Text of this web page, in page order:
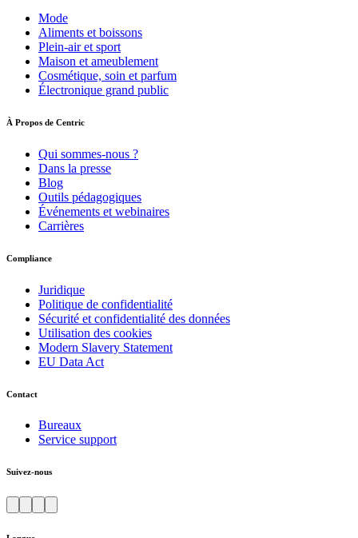
Mode
Aliments et boissons
Plein-air et sport
Maison et ameublement
Cosmétique, soin et parfum
Électronique grand public
À Propos de Centric
Qui sommes-nous ?
Dans la presse
Blog
Outils pédagogiques
Événements et webinaires
Carrières
Compliance
Juridique
Politique de confidentialité
Sécurité et confidentialité des données
Utilisation des cookies
Modern Slavery Statement
EU Data Act
Contact
Bureaux
Service support
Suivez-nous